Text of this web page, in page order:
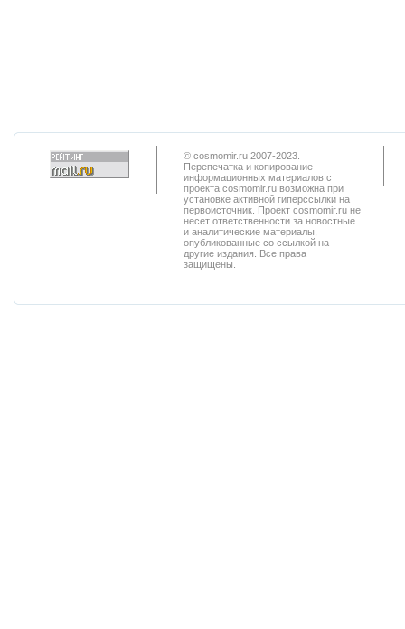
© cosmomir.ru 2007-2023.
Перепечатка и копирование
информационных материалов с
проекта cosmomir.ru возможна при
установке активной гиперссылки на
первоисточник. Проект cosmomir.ru не
несет ответственности за новостные
и аналитические материалы,
опубликованные со ссылкой на
другие издания. Все права
защищены.